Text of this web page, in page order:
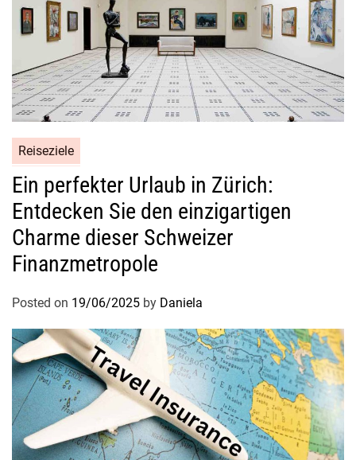
Reiseziele
Ein perfekter Urlaub in Zürich:
Entdecken Sie den einzigartigen
Charme dieser Schweizer
Finanzmetropole
Posted on 19/06/2025 by Daniela